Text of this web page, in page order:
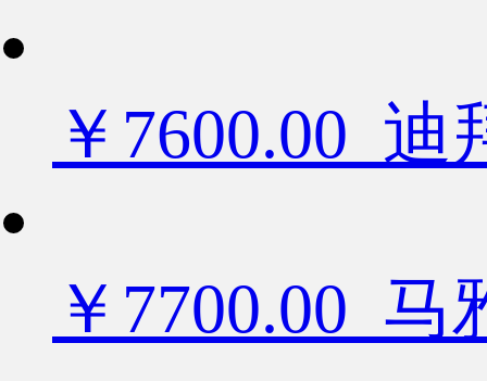
￥7600.00
￥7700.00 马